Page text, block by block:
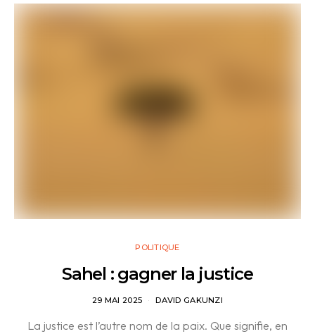
POLITIQUE
Sahel : gagner la justice
29 MAI 2025 DAVID GAKUNZI
La justice est l’autre nom de la paix. Que signifie, en